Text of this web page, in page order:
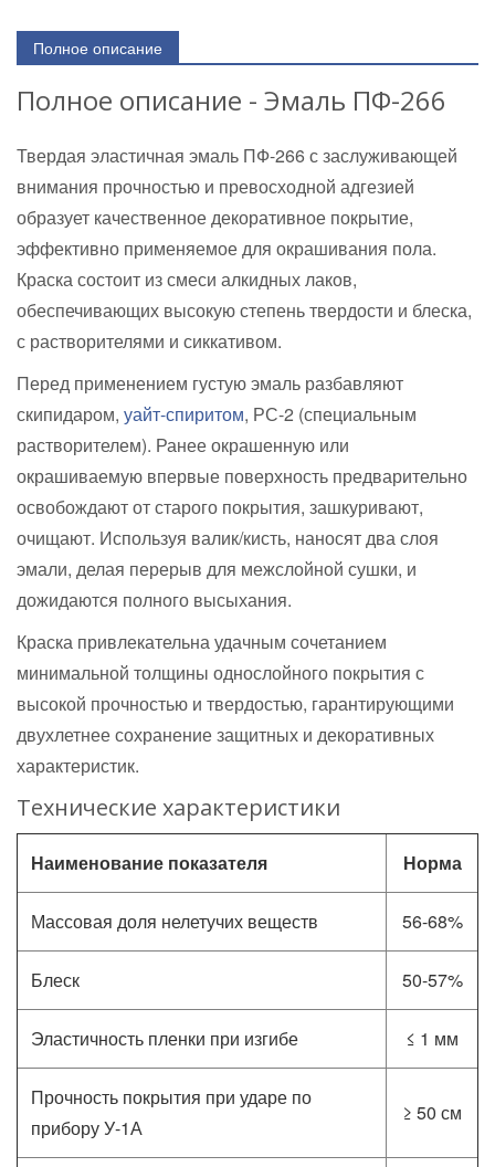
Полное описание
Полное описание - Эмаль ПФ-266
Твердая эластичная эмаль ПФ-266 с заслуживающей
внимания прочностью и превосходной адгезией
образует качественное декоративное покрытие,
эффективно применяемое для окрашивания пола.
Краска состоит из смеси алкидных лаков,
обеспечивающих высокую степень твердости и блеска,
с растворителями и сиккативом.
Перед применением густую эмаль разбавляют
скипидаром, уайт-спиритом, РС-2 (специальным
растворителем). Ранее окрашенную или
окрашиваемую впервые поверхность предварительно
освобождают от старого покрытия, зашкуривают,
очищают. Используя валик/кисть, наносят два слоя
эмали, делая перерыв для межслойной сушки, и
дожидаются полного высыхания.
Краска привлекательна удачным сочетанием
минимальной толщины однослойного покрытия с
высокой прочностью и твердостью, гарантирующими
двухлетнее сохранение защитных и декоративных
характеристик.
Технические характеристики
Наименование показателя Норма
Массовая доля нелетучих веществ 56-68%
Блеск 50-57%
Эластичность пленки при изгибе ≤ 1 мм
Прочность покрытия при ударе по
прибору У-1А
≥ 50 см